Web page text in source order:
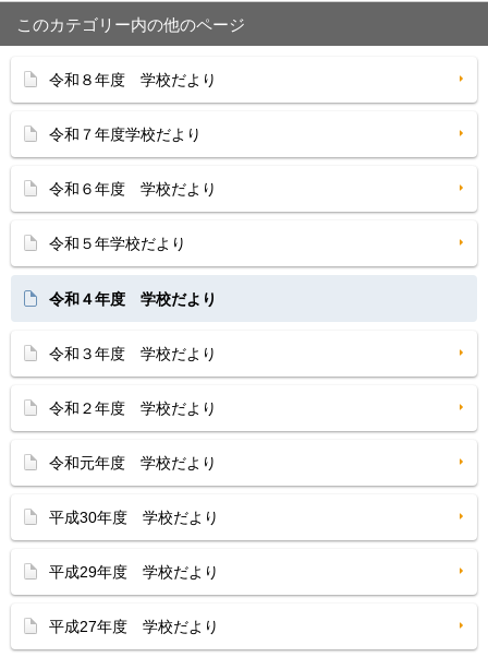
このカテゴリー内の他のページ
令和８年度 学校だより
令和７年度学校だより
令和６年度 学校だより
令和５年学校だより
令和４年度 学校だより
令和３年度 学校だより
令和２年度 学校だより
令和元年度 学校だより
平成30年度 学校だより
平成29年度 学校だより
平成27年度 学校だより